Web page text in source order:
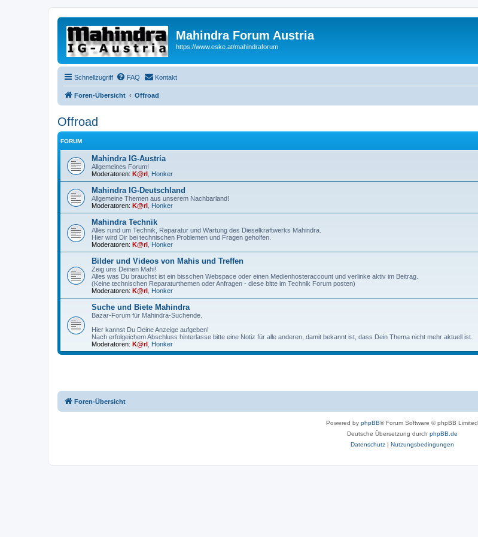
Mahindra Forum Austria
https://www.eske.at/mahindraforum
Schnellzugriff FAQ Kontakt
Foren-Übersicht Offroad
Offroad
FORUM
Mahindra IG-Austria
Allgemeines Forum!
Moderatoren: K@rl Honker
Mahindra IG-Deutschland
Allgemeine Themen aus unserem Nachbarland!
Moderatoren: K@rl Honker
Mahindra Technik
Alles rund um Technik, Reparatur und Wartung des Dieselkraftwerks Mahindra.
Hier wird Dir bei technischen Problemen und Fragen geholfen.
Moderatoren: K@rl Honker
Bilder und Videos von Mahis und Treffen
Zeig uns Deinen Mahi!
Alles was Du brauchst ist ein bisschen Webspace oder einen Medienhosteraccount und verlinke aktiv im Beitrag.
(Keine technischen Reparaturthemen oder Anfragen - diese bitte im Technik Forum posten)
Moderatoren: K@rl Honker
Suche und Biete Mahindra
Bazar-Forum für Mahindra-Suchende.
Hier kannst Du Deine Anzeige aufgeben!
Nach erfolgeichem Abschluss hinterlasse bitte eine Notiz für alle anderen, damit bekannt ist, dass Dein Thema nicht mehr aktuell ist.
Moderatoren: K@rl Honker
Foren-Übersicht
Powered by phpBB® Forum Software © phpBB Limited
Deutsche Übersetzung durch phpBB.de
Datenschutz| Nutzungsbedingungen